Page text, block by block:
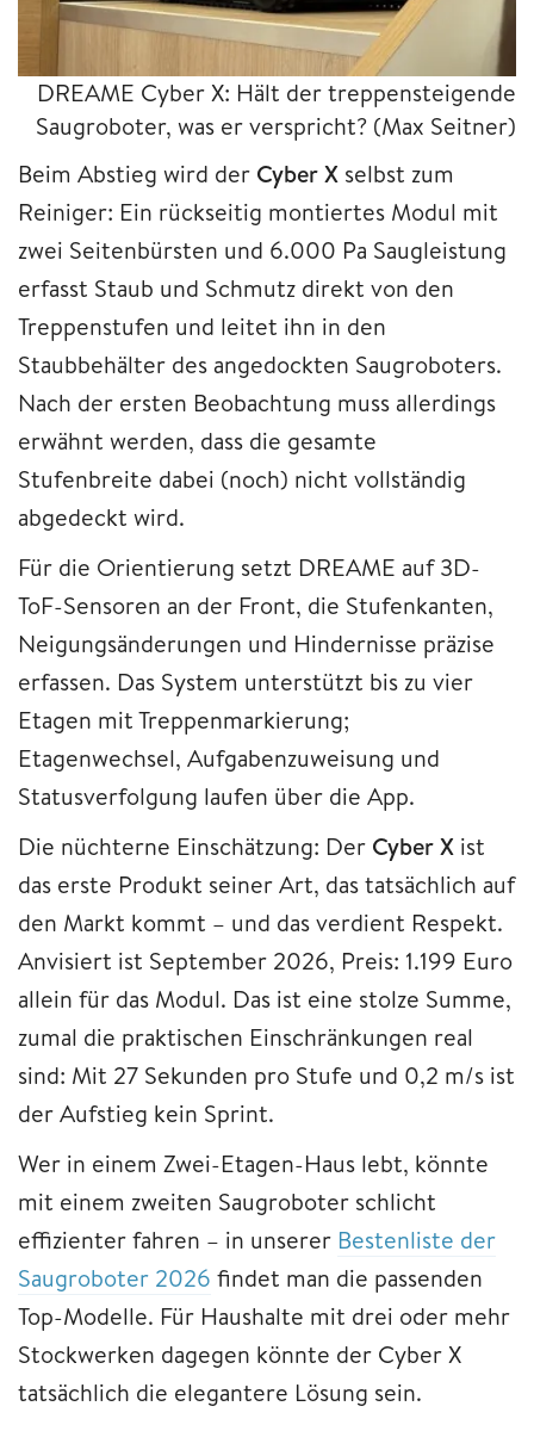
DREAME Cyber X: Hält der treppensteigende
Saugroboter, was er verspricht? (Max Seitner)
Beim Abstieg wird der Cyber X selbst zum
Reiniger: Ein rückseitig montiertes Modul mit
zwei Seitenbürsten und 6.000 Pa Saugleistung
erfasst Staub und Schmutz direkt von den
Treppenstufen und leitet ihn in den
Staubbehälter des angedockten Saugroboters.
Nach der ersten Beobachtung muss allerdings
erwähnt werden, dass die gesamte
Stufenbreite dabei (noch) nicht vollständig
abgedeckt wird.
Für die Orientierung setzt DREAME auf 3D-
ToF-Sensoren an der Front, die Stufenkanten,
Neigungsänderungen und Hindernisse präzise
erfassen. Das System unterstützt bis zu vier
Etagen mit Treppenmarkierung;
Etagenwechsel, Aufgabenzuweisung und
Statusverfolgung laufen über die App.
Die nüchterne Einschätzung: Der Cyber X ist
das erste Produkt seiner Art, das tatsächlich auf
den Markt kommt – und das verdient Respekt.
Anvisiert ist September 2026, Preis: 1.199 Euro
allein für das Modul. Das ist eine stolze Summe,
zumal die praktischen Einschränkungen real
sind: Mit 27 Sekunden pro Stufe und 0,2 m/s ist
der Aufstieg kein Sprint.
Wer in einem Zwei-Etagen-Haus lebt, könnte
mit einem zweiten Saugroboter schlicht
effizienter fahren – in unserer Bestenliste der
Saugroboter 2026 findet man die passenden
Top-Modelle. Für Haushalte mit drei oder mehr
Stockwerken dagegen könnte der Cyber X
tatsächlich die elegantere Lösung sein.